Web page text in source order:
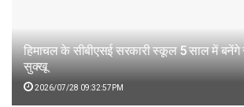
हिमाचल के सीबीएसई सरकारी स्कूल 5 साल में बनेंगे
सुक्खू
2026/07/28 09:32:57PM